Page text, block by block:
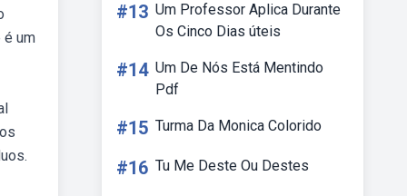
é um
#13 Um Professor Aplica Durante
Os Cinco Dias úteis
#14 Um De Nós Está Mentindo
Pdf
#15 Turma Da Monica Colorido
#16 Tu Me Deste Ou Destes